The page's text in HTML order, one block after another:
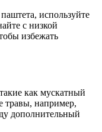
используйте
с низкой
избежать
как мускатный
травы, например,
дополнительный